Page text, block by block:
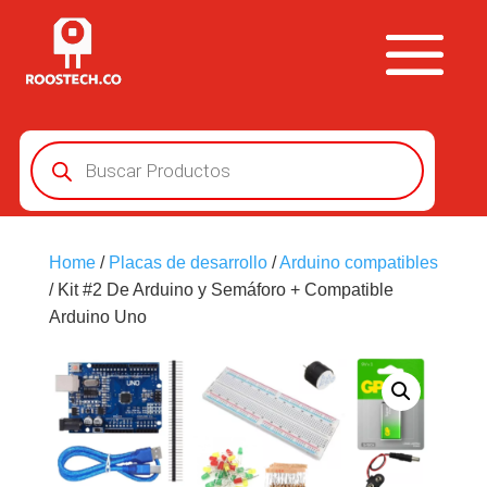
Búsqueda
de
productos
Home/ Placas de desarrollo/Arduino compatibles
/ Kit #2 De Arduino y Semáforo + Compatible
Arduino Uno